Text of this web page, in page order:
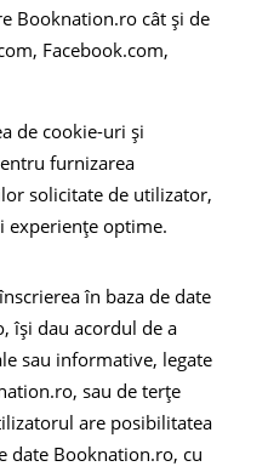
Booknation.ro cât și de
Facebook.com,
de cookie-uri și
furnizarea
solicitate de utilizator,
experiențe optime.
în baza de date
își dau acordul de a
sau informative, legate
sau de terțe
are posibilitatea
date Booknation.ro, cu